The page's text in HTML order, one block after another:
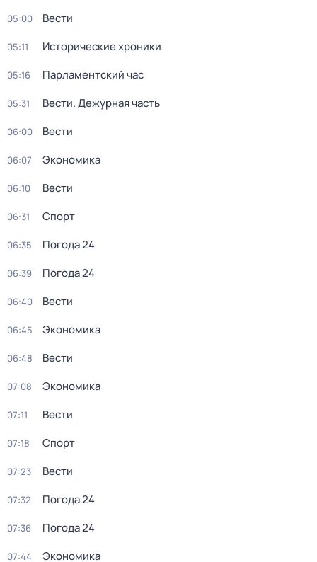
05:00 Вести
05:11 Исторические хроники
05:16 Парламентский час
05:31 Вести. Дежурная часть
06:00 Вести
06:07 Экономика
06:10 Вести
06:31 Спорт
06:35 Погода 24
06:39 Погода 24
06:40 Вести
06:45 Экономика
06:48 Вести
07:08 Экономика
07:11 Вести
07:18 Спорт
07:23 Вести
07:32 Погода 24
07:36 Погода 24
07:44 Экономика